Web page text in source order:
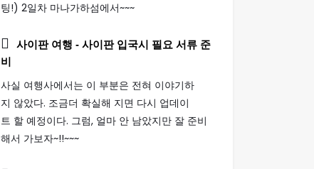
팅!) 2일차 마나가하섬에서~~~
사이판 여행 - 사이판 입국시 필요 서류 준
비
사실 여행사에서는 이 부분은 전혀 이야기하
지 않았다. 조금더 확실해 지면 다시 업데이
트 할 예정이다. 그럼, 얼마 안 남았지만 잘 준비
해서 가보자~!!~~~